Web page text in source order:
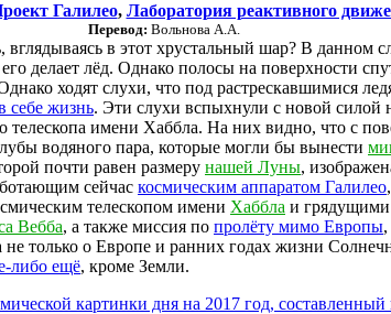
Галилео, Лаборатория реактивного
Перевод: Вольнова А.А.
в этот хрустальный шар? В данном
делает лёд. Однако полосы на поверхности
ходят слухи, что под растрескавшимися
себе жизнь. Эти слухи вспыхнули с новой силой
телескопа имени Хаббла. На них видно, что с
водяного пара, которые могли бы вынести
почти равен размеру нашей Луны,
сейчас космическим аппаратом Галилео
телескопом имени Хаббла и грядущими
Вебба, а также миссия по пролёту мимо Европы
не только о Европе и ранних годах жизни
либо ещё, кроме Земли.
картинки дня на 2017 год,